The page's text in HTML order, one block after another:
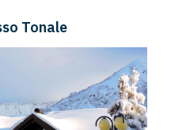
Tonale